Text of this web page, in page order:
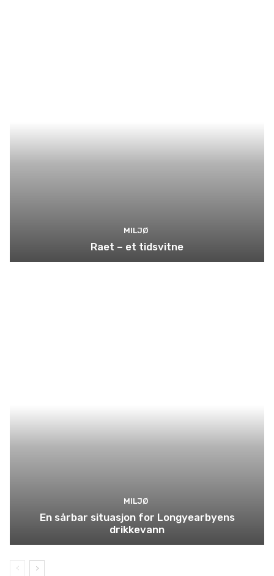
MILJØ
Raet – et tidsvitne
MILJØ
En sårbar situasjon for Longyearbyens
drikkevann